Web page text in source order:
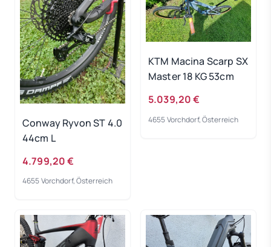
Conway Ryvon ST 4.0
44cm L
4.799,20 €
4655 Vorchdorf, Österreich
KTM Macina Scarp SX
Master 18 KG 53cm
5.039,20 €
4655 Vorchdorf, Österreich